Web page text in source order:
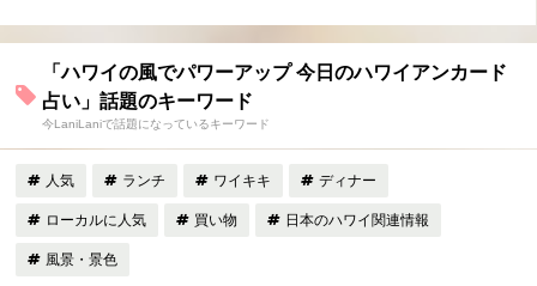
「ハワイの風でパワーアップ 今日のハワイアンカード
占い」話題のキーワード
今LaniLaniで話題になっているキーワード
人気 ランチ ワイキキ ディナー
ローカルに人気 買い物 日本のハワイ関連情報
風景・景色